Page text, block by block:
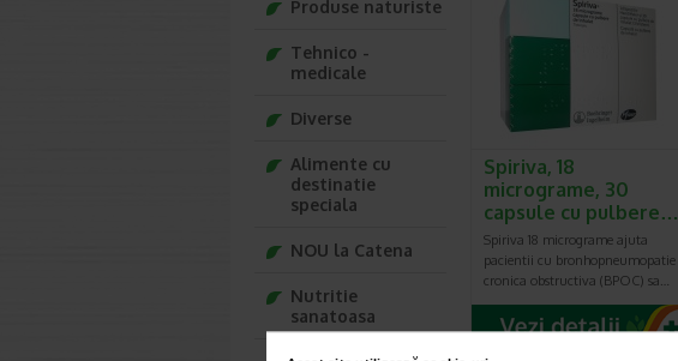
Spiriva, 18
micrograme, 30
capsule cu pulbere…
Spiriva 18 micrograme ajuta
pacientii cu bronhopneumopatie
cronica obstructiva (BPOC) sa…
Produse naturiste
Tehnico -
medicale
Diverse
Alimente cu
destinatie
speciala
NOU la Catena
Nutritie
sanatoasa